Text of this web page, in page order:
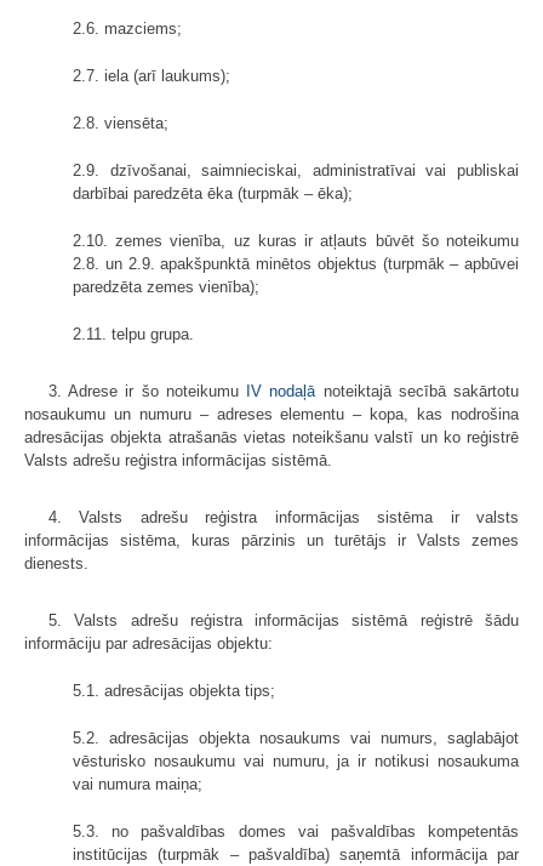
2.6. mazciems;
2.7. iela (arī laukums);
2.8. viensēta;
2.9. dzīvošanai, saimnieciskai, administratīvai vai publiskai
darbībai paredzēta ēka (turpmāk – ēka);
2.10. zemes vienība, uz kuras ir atļauts būvēt šo noteikumu
2.8. un 2.9. apakšpunktā minētos objektus (turpmāk – apbūvei
paredzēta zemes vienība);
2.11. telpu grupa.
3. Adrese ir šo noteikumuIV nodaļā noteiktajā secībā sakārtotu
nosaukumu un numuru – adreses elementu – kopa, kas nodrošina
adresācijas objekta atrašanās vietas noteikšanu valstī un ko reģistrē
Valsts adrešu reģistra informācijas sistēmā.
4. Valsts adrešu reģistra informācijas sistēma ir valsts
informācijas sistēma, kuras pārzinis un turētājs ir Valsts zemes
dienests.
5. Valsts adrešu reģistra informācijas sistēmā reģistrē šādu
informāciju par adresācijas objektu:
5.1. adresācijas objekta tips;
5.2. adresācijas objekta nosaukums vai numurs, saglabājot
vēsturisko nosaukumu vai numuru, ja ir notikusi nosaukuma
vai numura maiņa;
5.3. no pašvaldības domes vai pašvaldības kompetentās
institūcijas (turpmāk – pašvaldība) saņemtā informācija par